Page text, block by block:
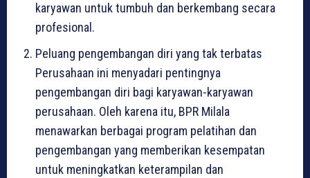
karyawan untuk tumbuh dan berkembang secara
profesional.
Peluang pengembangan diri yang tak terbatas
Perusahaan ini menyadari pentingnya
pengembangan diri bagi karyawan-karyawan
perusahaan. Oleh karena itu, BPR Milala
menawarkan berbagai program pelatihan dan
pengembangan yang memberikan kesempatan
untuk meningkatkan keterampilan dan